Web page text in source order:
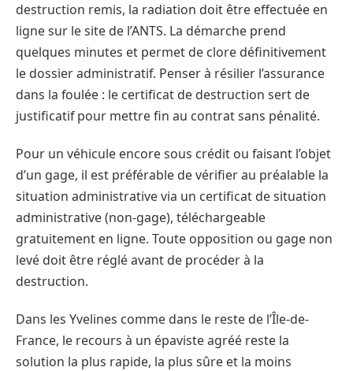
destruction remis, la radiation doit être effectuée en
ligne sur le site de l’ANTS. La démarche prend
quelques minutes et permet de clore définitivement
le dossier administratif. Penser à résilier l’assurance
dans la foulée : le certificat de destruction sert de
justificatif pour mettre fin au contrat sans pénalité.
Pour un véhicule encore sous crédit ou faisant l’objet
d’un gage, il est préférable de vérifier au préalable la
situation administrative via un certificat de situation
administrative (non-gage), téléchargeable
gratuitement en ligne. Toute opposition ou gage non
levé doit être réglé avant de procéder à la
destruction.
Dans les Yvelines comme dans le reste de l’Île-de-
France, le recours à un épaviste agréé reste la
solution la plus rapide, la plus sûre et la moins